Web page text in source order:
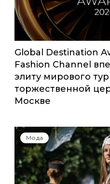
Global Destination
Fashion Channel
элиту мирового
торжественной
Москве
Мода